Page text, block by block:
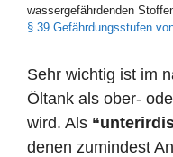
wassergefährdenden
§ 39 Gefährdungsstufen
Sehr wichtig ist im
Öltank als ober-
wird. Als
denen zumindest